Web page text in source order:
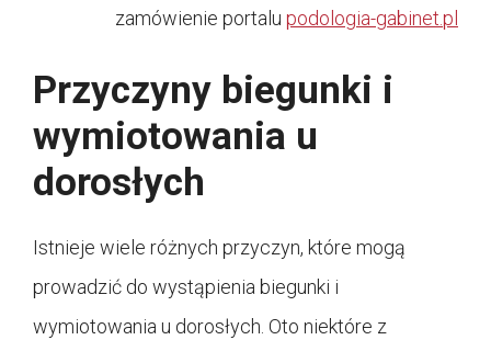
zamówienie portalu podologia-gabinet.pl
Przyczyny biegunki i
wymiotowania u
dorosłych
Istnieje wiele różnych przyczyn, które mogą
prowadzić do wystąpienia biegunki i
wymiotowania u dorosłych. Oto niektóre z